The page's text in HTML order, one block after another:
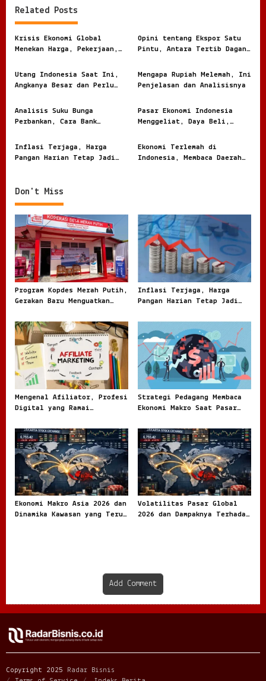
n
a
v
g
a
t
i
o
n
Related Posts
Krisis Ekonomi Global
Menekan Harga, Pekerjaan,
Opini tentang Ekspor Satu
Pintu, Antara Tertib Dagang
Utang Indonesia Saat Ini,
Angkanya Besar dan Perlu
Mengapa Rupiah Melemah, Ini
Penjelasan dan Analisisnya
Analisis Suku Bunga
Perbankan, Cara Bank
Nasabah
Pasar Ekonomi Indonesia
Menggeliat, Daya Beli,
Jadi Sorotan
Inflasi Terjaga, Harga
Pangan Harian Tetap Jadi
Ekonomi Terlemah di
Indonesia, Membaca Daerah
Don't Miss
Program Kopdes Merah Putih,
Gerakan Baru Menguatkan
Rumput
Inflasi Terjaga, Harga
Pangan Harian Tetap Jadi
Mengenal Afiliator, Profesi
Digital yang Ramai
Strategi Pedagang Membaca
Ekonomi Makro Saat Pasar
Tenang
Ekonomi Makro Asia 2026 dan
Dinamika Kawasan yang Terus
Volatilitas Pasar Global
2026 dan Dampaknya Terhadap
Add Comment
Copyright 2025 Radar Bisnis